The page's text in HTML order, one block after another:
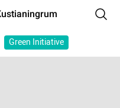
Green Initiative